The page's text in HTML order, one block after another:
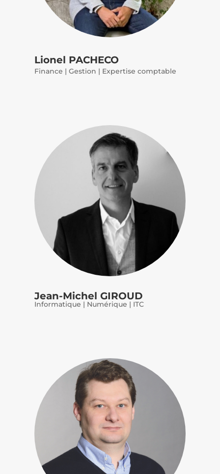
Lionel PACHECO
Finance | Gestion | Expertise comptable
Jean-Michel GIROUD
Informatique | Numérique | ITC